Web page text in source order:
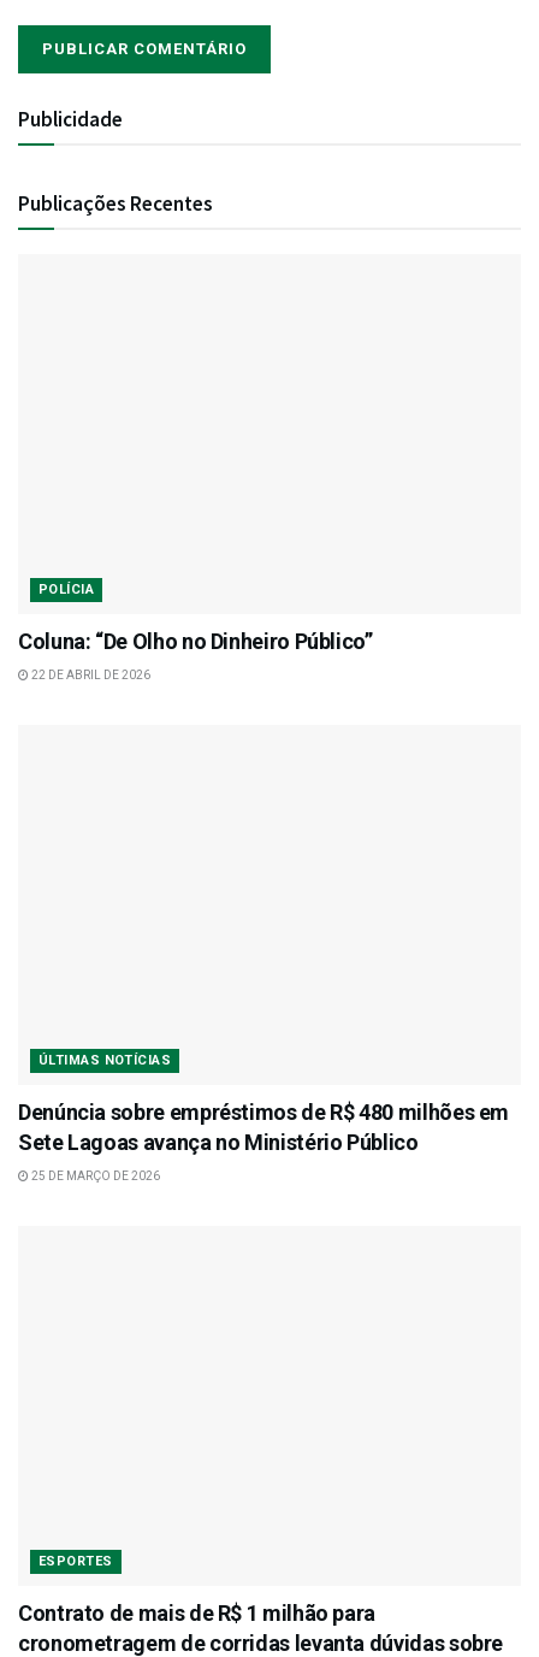
Publicidade
Publicações Recentes
POLÍCIA
Coluna: “De Olho no Dinheiro Público”
22 DE ABRIL DE 2026
ÚLTIMAS NOTÍCIAS
Denúncia sobre empréstimos de R$ 480 milhões em
Sete Lagoas avança no Ministério Público
25 DE MARÇO DE 2026
ESPORTES
Contrato de mais de R$ 1 milhão para
cronometragem de corridas levanta dúvidas sobre